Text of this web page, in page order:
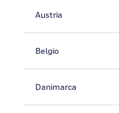
Austria
Belgio
Danimarca